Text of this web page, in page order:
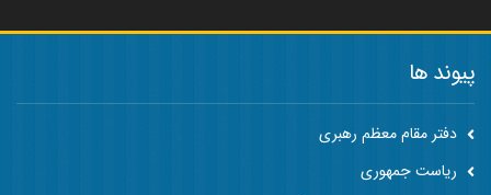
پیوند ها
دفتر مقام معظم رهبری
ریاست جمهوری